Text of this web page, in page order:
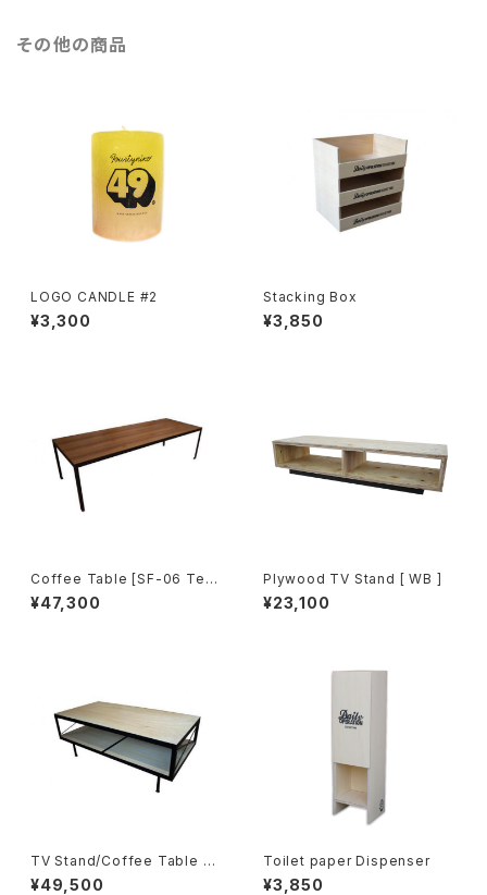
その他の商品
LOGO CANDLE #2
¥3,300
Stacking Box
¥3,850
Coffee Table [SF-06 Tea
k]
¥47,300
Plywood TV Stand [ WB ]
¥23,100
TV Stand/Coffee Table 90
0
¥49,500
Toilet paper Dispenser
¥3,850